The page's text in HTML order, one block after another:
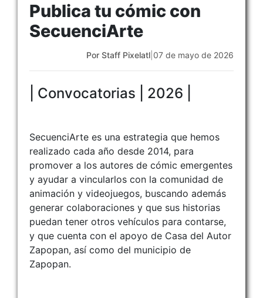
Publica tu cómic con
SecuenciArte
Por Staff Pixelatl 07 de mayo de 2026
| Convocatorias | 2026 |
SecuenciArte es una estrategia que hemos
realizado cada año desde 2014, para
promover a los autores de cómic emergentes
y ayudar a vincularlos con la comunidad de
animación y videojuegos, buscando además
generar colaboraciones y que sus historias
puedan tener otros vehículos para contarse,
y que cuenta con el apoyo de Casa del Autor
Zapopan, así como del municipio de
Zapopan.